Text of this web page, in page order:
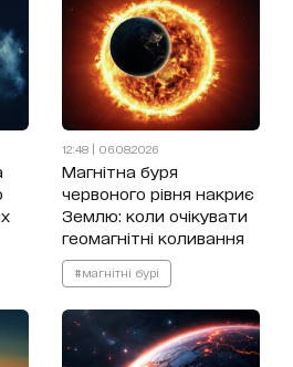
12:48 | 06.08.2026
Магнітна буря
червоного рівня накриє
Землю: коли очікувати
геомагнітні коливання
#магнітні бурі